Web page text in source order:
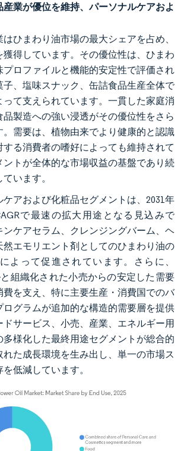
業が優位を維持、パーソナルケアおよ
ひまわり油市場の最大シェアを占め、
獲得しています。その優位性は、ひまわ
プロファイルと機能的安定性で評価され
子、塩味スナック、缶詰食品生産全体で
て支えられています。一貫した家庭消
品製造への強い浸透がその優位性をさら
。需要は、植物由来でより健康的と認識
する消費者の嗜好によっても維持されて
ントが全体的な市場収益の基盤であり続
います。
アおよび化粧品セグメントは、2031年
で最速の拡大用途となる見込みで
ンケアセラム、クレンジングバーム、ヘ
然エモリエント剤としてのひまわり油の
よって促進されています。さらに、
組織化された小売からの安定した需要
費を支え、特に主要生産・消費国でのバ
ログラムが追加的な構造的需要層を提供
ドサービス、小売、産業、エネルギー用
様化した最終用途セグメントが総合的
れた成長環境を生み出し、単一の市場ス
低減しています。